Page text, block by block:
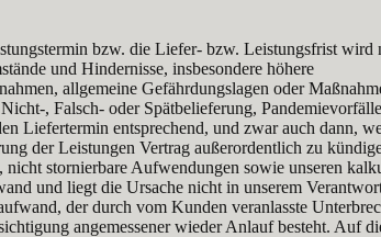
bzw. die Liefer- bzw. Leistungsfrist
und Hindernisse, insbesondere höhere
allgemeine Gefährdungslagen oder
, Falsch- oder Spätbelieferung,
Liefertermin entsprechend, und zwar auch dann,
der Leistungen Vertrag außerordentlich zu
nicht stornierbare Aufwendungen sowie unseren
und liegt die Ursache nicht in unserem
der durch vom Kunden veranlasste
angemessener wieder Anlauf besteht. Auf